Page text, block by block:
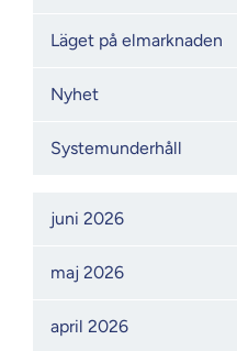
Läget på elmarknaden
Nyhet
Systemunderhåll
juni 2026
maj 2026
april 2026